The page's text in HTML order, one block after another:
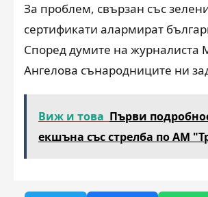
За проблем, свързан със
сертификати алармират
Според думите на журналиста
Ангелова сънародниците ни
Виж и това Първи
екшъна със стрелба по АМ